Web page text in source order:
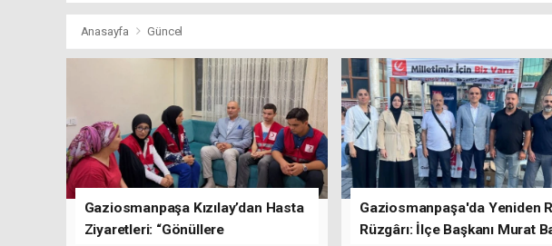
Anasayfa Güncel
Gaziosmanpaşa Kızılay’dan Hasta
Ziyaretleri: “Gönüllere
Gaziosmanpaşa'da Yeniden
Rüzgârı: İlçe Başkanı Murat